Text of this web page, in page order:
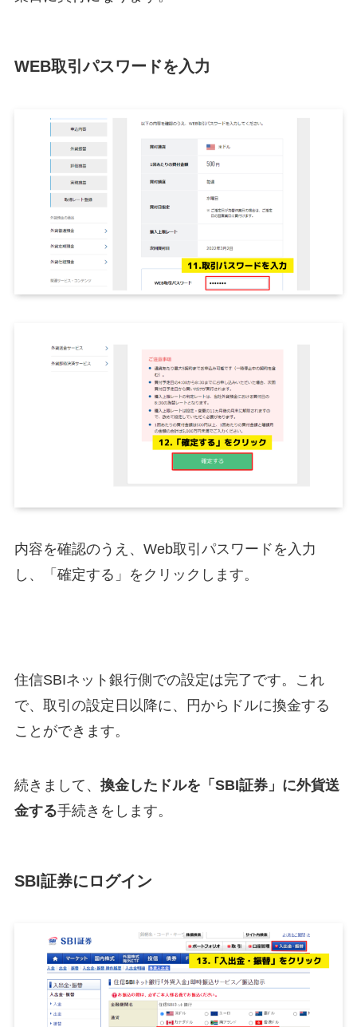
WEB取引パスワードを入力
内容を確認のうえ、Web取引パスワードを入力
し、「確定する」をクリックします。
住信SBIネット銀行側での設定は完了です。これ
で、取引の設定日以降に、円からドルに換金する
ことができます。
続きまして、 換金したドルを「SBI証券」に外貨送
金する手続きをします。
SBI証券にログイン